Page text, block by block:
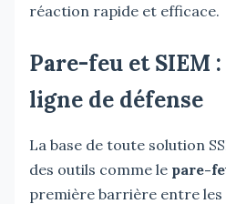
réaction rapide et efficace.
Pare-feu et SIEM
ligne de défense
La base de toute solution
des outils comme le pare-
première barrière entre